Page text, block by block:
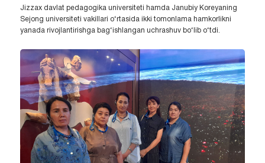
Jizzax davlat pedagogika universiteti hamda Janubiy Koreyaning
Sejong universiteti vakillari o‘rtasida ikki tomonlama hamkorlikni
yanada rivojlantirishga bag‘ishlangan uchrashuv bo‘lib o‘tdi.